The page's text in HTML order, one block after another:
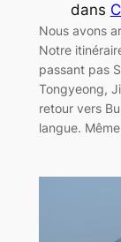
dans
Nous avons
Notre
passant pas
Tongyeong,
retour vers
langue.